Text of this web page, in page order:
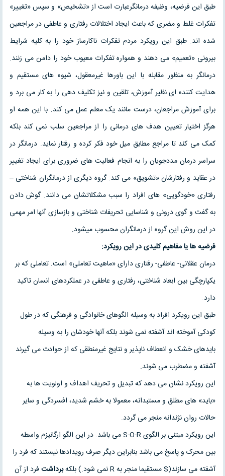
طبق این فرضیه، وظیفه درمانگرعبارت است از «تشخیص» و سپس «تغییر»
تفکرات غلط و مضری که باعث ایجاد اختلالات رفتاری و عاطفی در مراجعین
شده اند. طبق این رویکرد مردم تفکرات ناکارساز خود را به کلیه شرایط
بیرونی «تعمیم» می دهند و همواره تفکرات معیوب خود را دامن می زنند.
درمانگر به منظور مقابله با این باورها غیرمعقول، شیوه های مستقیم و
هدایت کننده ای نظیر آموزش، تلقین و نیز تکلیف دهی را به کار می برد و
برای آموزش مراجعان، درست مانند یک معلم عمل می کند. با این همه او
هرگز اختیار تعیین هدف های درمانی را از مراجعین سلب نمی کند بلکه
کمک می کند تا مراجع مطابق میل خود فکر کرده و رفتار نماید. درمانگر در
سراسر درمان مددجویان را به انجام فعالیت های ضروری برای ایجاد تغییر
در عقاید و رفتارشان «تشویق» می کند. گروه دیگری از درمانگران شناختی –
رفتاری «خودگویی» های افراد را سبب مشکلاتشان می دانند. گوش دادن
به گفت و گوی درونی و شناسایی تحریفات شناختی و بازسازی آنها امر مهمی
در این روش این گروه از درمانگران محسوب میشود.
فرضیه ها یا مفاهیم کلیدی در این رویکرد:
درمان عقلانی- عاطفی- رفتاری دارای «ماهیت تعاملی» است. تعاملی که بر
یکپارچگی بین ابعاد شناختی، رفتاری و عاطفی در عملکردهای انسان تاکید
دارد.
طبق این رویکرد افراد به وسیله الگوهای خانوادگی و فرهنگی که در طول
کودکی آموخته اند آشفته نمی شوند بلکه آنها خودشان را به وسیله
بایدهای خشک و انعطاف ناپذیر و نتایج غیرمنطقی که از حوادث می گیرند
آشفته و مضطرب می شوند.
این رویکرد نشان می دهد که تبدیل و تحریف اهداف و اولویت ها به
«باید» های مطلق و مستبدانه، معمولا به خشم شدید، افسردگی و سایر
حالات روان نژندانه منجر می گردد.
این رویکرد مبتنی بر الگوی S-O-R می باشد. در این الگو ارگانیزم واسطه
بین محرک و پاسخ می باشد بنابراین دیگر صرف رویدادها نیستند که فرد را
آشفته می سازند(S مستقیما منجر به R نمی شود.) بلکه
برداشتفرد از آن